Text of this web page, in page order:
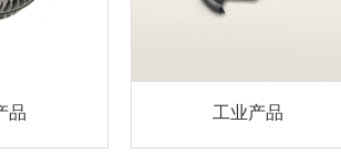
品 工业产品